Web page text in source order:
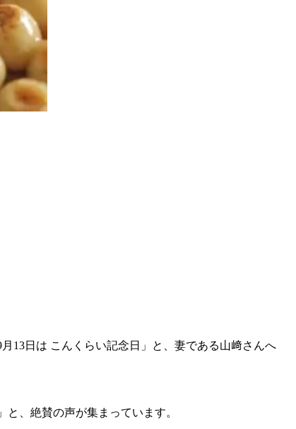
13日は こんくらい記念日」と、妻である山﨑さんへ
、絶賛の声が集まっています。